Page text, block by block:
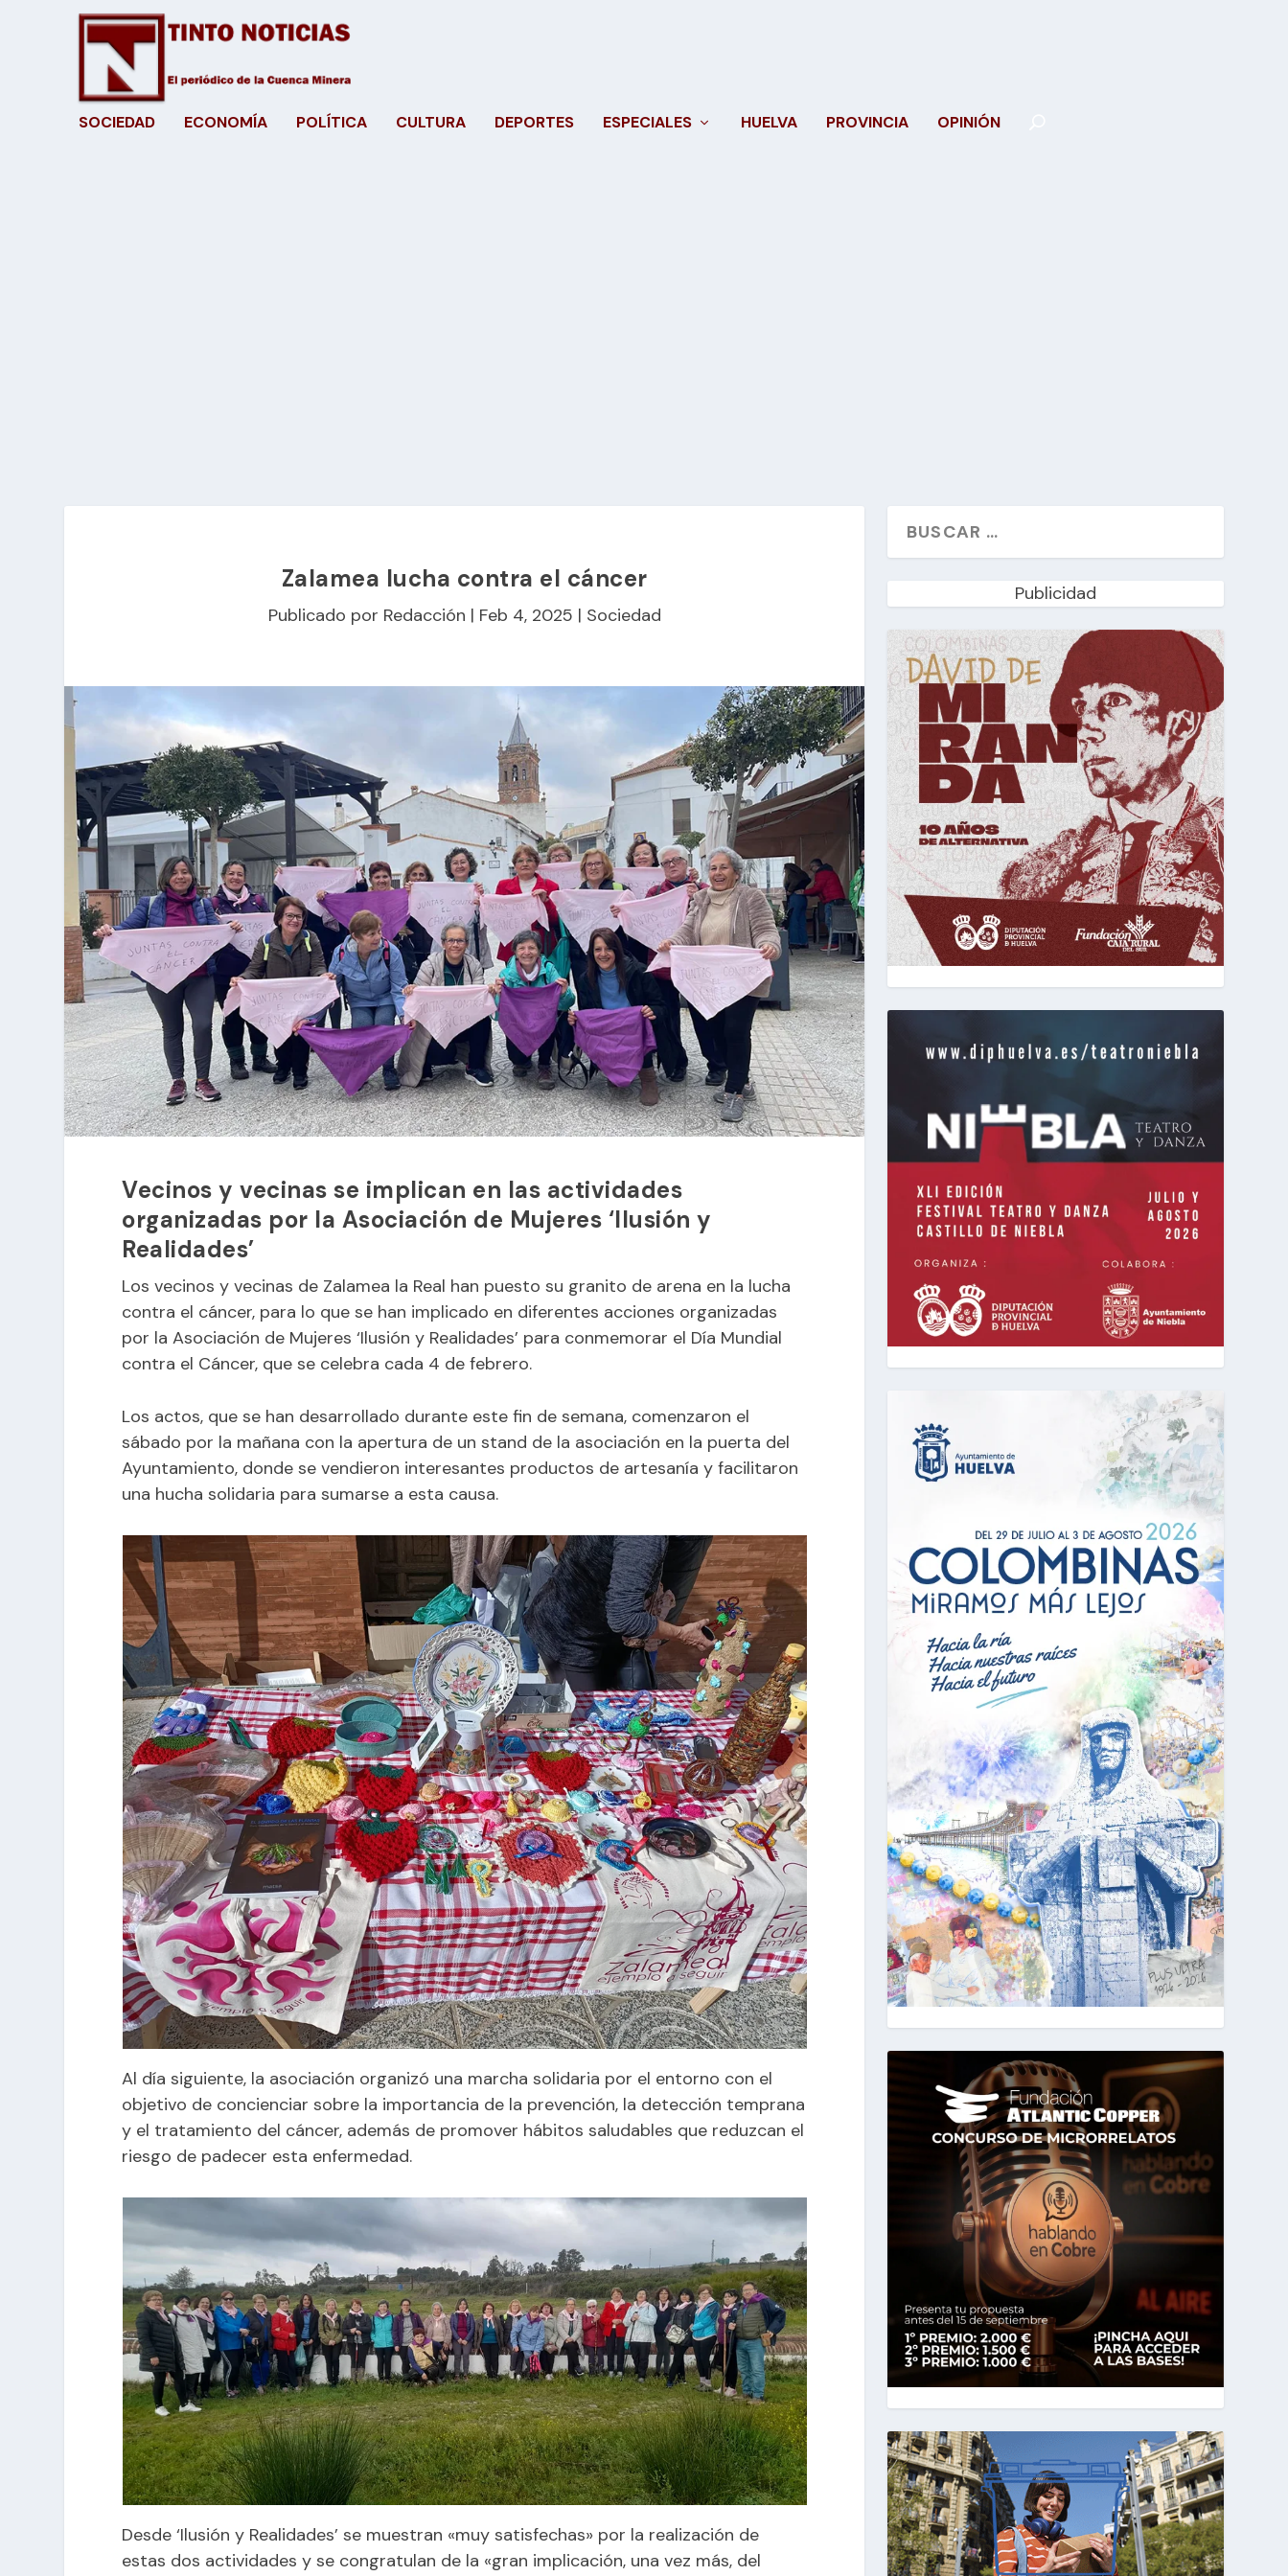
SOCIEDAD ECONOMÍA POLÍTICA CULTURA DEPORTES ESPECIALES HUELVA PROVINCIA OPINIÓN
Zalamea lucha contra el cáncer
Publicado por Redacción | Feb 4, 2025 | Sociedad
Vecinos y vecinas se implican en las actividades
organizadas por la Asociación de Mujeres ‘Ilusión y
Realidades’
Los vecinos y vecinas de Zalamea la Real han puesto su granito de arena en la lucha
contra el cáncer, para lo que se han implicado en diferentes acciones organizadas
por la Asociación de Mujeres ‘Ilusión y Realidades’ para conmemorar el Día Mundial
contra el Cáncer, que se celebra cada 4 de febrero.
Los actos, que se han desarrollado durante este fin de semana, comenzaron el
sábado por la mañana con la apertura de un stand de la asociación en la puerta del
Ayuntamiento, donde se vendieron interesantes productos de artesanía y facilitaron
una hucha solidaria para sumarse a esta causa.
Al día siguiente, la asociación organizó una marcha solidaria por el entorno con el
objetivo de concienciar sobre la importancia de la prevención, la detección temprana
y el tratamiento del cáncer, además de promover hábitos saludables que reduzcan el
riesgo de padecer esta enfermedad.
Desde ‘Ilusión y Realidades’ se muestran «muy satisfechas» por la realización de
estas dos actividades y se congratulan de la «gran implicación, una vez más, del
Publicidad